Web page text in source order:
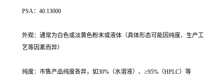
PSA：40.13000
外观：通常为白色或淡黄色粉末或液体（具体形态可能因纯度、生产工
艺等因素而异）
纯度：市售产品纯度各异，如30%（水溶液）、≥95%（HPLC）等